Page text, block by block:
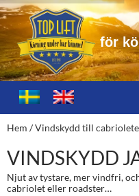
för kö
Toplift.se – för körning
HOPPA
TILL
INNEHÅLL
Hem /Vindskydd till
VINDSKYDD
Njut av tystare, mer vindfri,
cabriolet eller roadster…